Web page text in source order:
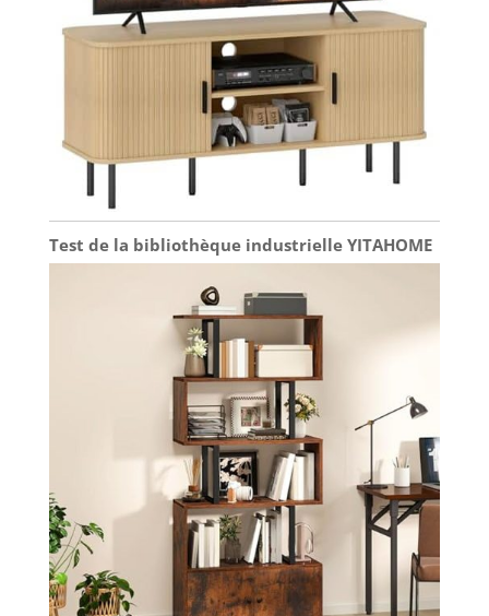
Test de la bibliothèque industrielle YITAHOME